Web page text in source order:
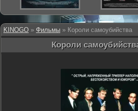
KINOGO » Фильмы » Короли самоубийства
Короли